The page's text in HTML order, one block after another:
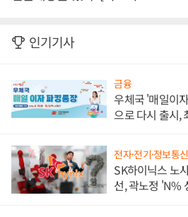
인기기사
금융
우체국 '매일이
으로 다시 출시,
전자·전기·정보통신
SK하이닉스 노
선, 곽노정 'N%